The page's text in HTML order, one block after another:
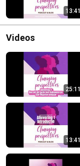
13:41
Videos
25:11
13:41